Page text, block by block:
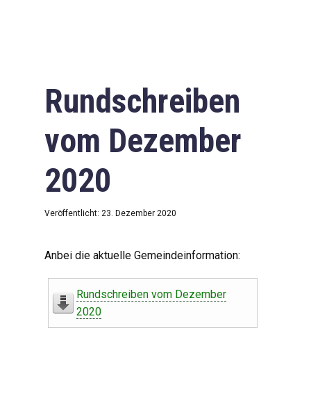
Rundschreiben
vom Dezember
2020
Veröffentlicht: 23. Dezember 2020
Anbei die aktuelle Gemeindeinformation:
Rundschreiben vom Dezember
2020